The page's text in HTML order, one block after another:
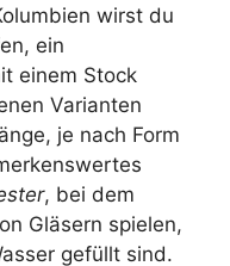
wirst du
ein
einem Stock
Varianten
je nach Form
, bei dem
Gläsern spielen,
gefüllt sind.